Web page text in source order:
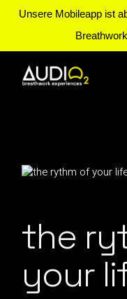
Unsere Mobileapp ist
the
your